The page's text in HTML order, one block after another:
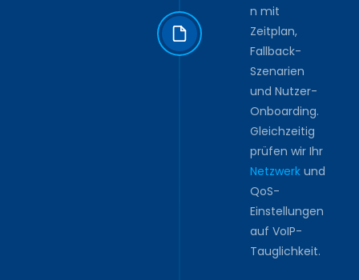
n mit
Zeitplan,
Fallback-
Szenarien
und Nutzer-
Onboarding.
Gleichzeitig
prüfen wir Ihr
Netzwerk und
QoS-
Einstellungen
auf VoIP-
Tauglichkeit.